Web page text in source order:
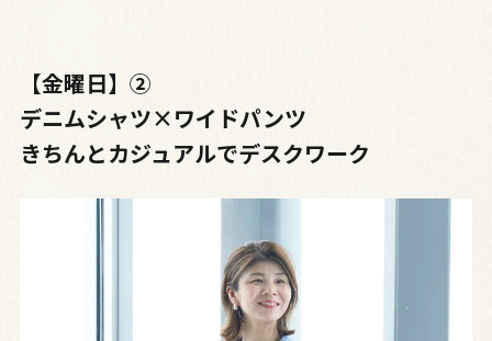
【金曜日】②
デニムシャツ×ワイドパンツ
きちんとカジュアルでデスクワーク